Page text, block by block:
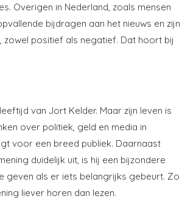
Overigen in Nederland, zoals mensen
bijdragen aan het nieuws en zijn
positief als negatief. Dat hoort bij
van Jort Kelder. Maar zijn leven is
over politiek, geld en media in
voor een breed publiek. Daarnaast
duidelijk uit, is hij een bijzondere
geven als er iets belangrijks gebeurt. Zo
liever horen dan lezen.